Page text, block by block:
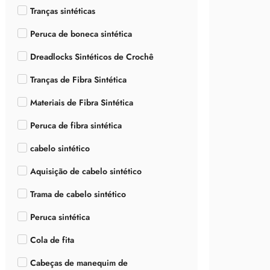
Tranças sintéticas
Peruca de boneca sintética
Dreadlocks Sintéticos de Crochê
Tranças de Fibra Sintética
Materiais de Fibra Sintética
Peruca de fibra sintética
cabelo sintético
Aquisição de cabelo sintético
Trama de cabelo sintético
Peruca sintética
Cola de fita
Cabeças de manequim de